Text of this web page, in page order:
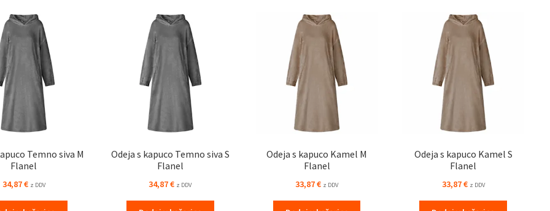
Temno siva M
Flanel
34,87€ z DDV
Odeja s kapuco Temno siva S
Flanel
34,87€ z DDV
Odeja s kapuco Kamel M
Flanel
33,87€ z DDV
Odeja s kapuco Kamel S
Flanel
33,87€ z DDV